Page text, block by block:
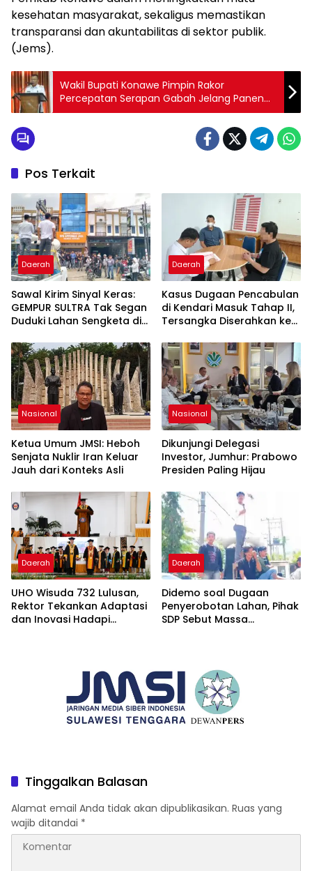
kesehatan masyarakat, sekaligus memastikan
transparansi dan akuntabilitas di sektor publik.
(Jems).
Wakil Bupati Konawe Pimpin Rakor
Percepatan Serapan Gabah Jelang Panen
Raya 2025
Pos Terkait
Daerah
Sawal Kirim Sinyal Keras:
GEMPUR SULTRA Tak Segan
Duduki Lahan Sengketa di
Daerah
Kasus Dugaan Pencabulan
di Kendari Masuk Tahap II,
Tersangka Diserahkan ke
Nasional
Ketua Umum JMSI: Heboh
Senjata Nuklir Iran Keluar
Jauh dari Konteks Asli
Nasional
Dikunjungi Delegasi
Investor, Jumhur: Prabowo
Presiden Paling Hijau
Daerah
UHO Wisuda 732 Lulusan,
Rektor Tekankan Adaptasi
dan Inovasi Hadapi
Daerah
Didemo soal Dugaan
Penyerobotan Lahan, Pihak
SDP Sebut Massa
Tinggalkan Balasan
Alamat email Anda tidak akan dipublikasikan. Ruas yang
wajib ditandai *